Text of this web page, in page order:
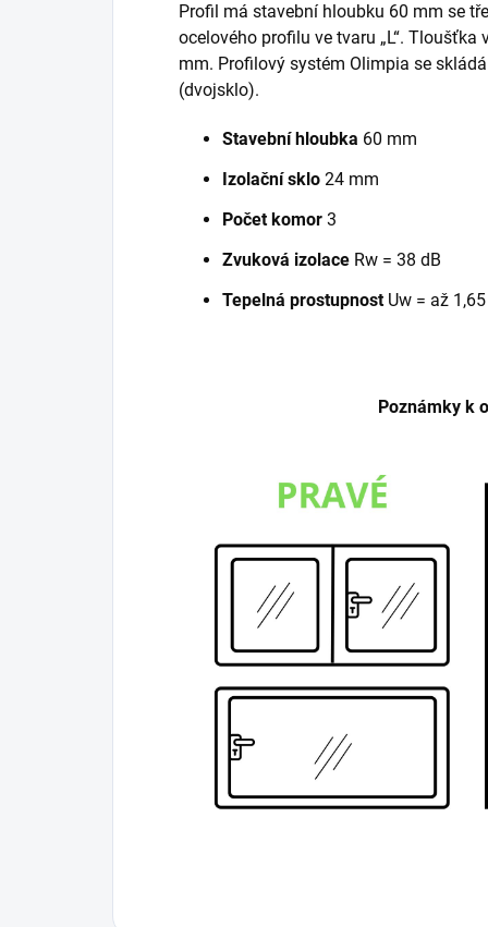
Profil má stavební hloubku 60 mm se
ocelového profilu ve tvaru „L“.
mm. Profilový systém Olimpia se
(dvojsklo).
Stavební hloubka 60 mm
Izolační sklo 24 mm
Počet komor 3
Zvuková izolace Rw = 38 dB
Tepelná prostupnostUw = až
Poznámky k